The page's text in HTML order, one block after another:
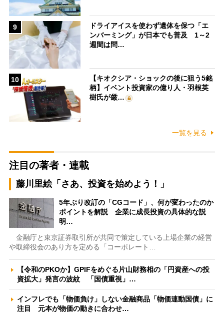
9
ドライアイスを使わず遺体を保つ「エ
ンバーミング」が日本でも普及 1～2
週間は問…
10
【キオクシア・ショックの後に狙う5銘
柄】イベント投資家の億り人・羽根英
樹氏が厳…
一覧を見る
注目の著者・連載
藤川里絵「さあ、投資を始めよう！」
5年ぶり改訂の「CGコード」、何が変わったのか
ポイントを解説 企業に成長投資の具体的な説
明…
金融庁と東京証券取引所が共同で策定している上場企業の経営
や取締役会のあり方を定める「コーポレート…
【令和のPKOか】GPIFをめぐる片山財務相の「円資産への投
資拡大」発言の波紋 「国債重視」…
インフレでも「物価負け」しない金融商品「物価連動国債」に
注目 元本が物価の動きに合わせ…